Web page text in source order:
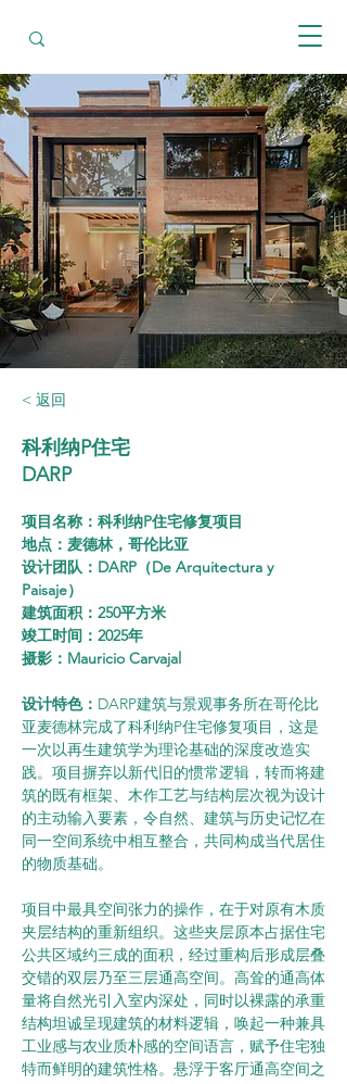
< 返回
科利纳P住宅
DARP
项目名称：科利纳P住宅修复项目
地点：麦德林，哥伦比亚
设计团队：DARP（De Arquitectura y
Paisaje）
建筑面积：250平方米
竣工时间：2025年
摄影：Mauricio Carvajal
设计特色： DARP建筑与景观事务所在哥伦比
亚麦德林完成了科利纳P住宅修复项目，这是
一次以再生建筑学为理论基础的深度改造实
践。项目摒弃以新代旧的惯常逻辑，转而将建
筑的既有框架、木作工艺与结构层次视为设计
的主动输入要素，令自然、建筑与历史记忆在
同一空间系统中相互整合，共同构成当代居住
的物质基础。
项目中最具空间张力的操作，在于对原有木质
夹层结构的重新组织。这些夹层原本占据住宅
公共区域约三成的面积，经过重构后形成层叠
交错的双层乃至三层通高空间。高耸的通高体
量将自然光引入室内深处，同时以裸露的承重
结构坦诚呈现建筑的材料逻辑，唤起一种兼具
工业感与农业质朴感的空间语言，赋予住宅独
特而鲜明的建筑性格。悬浮于客厅通高空间之